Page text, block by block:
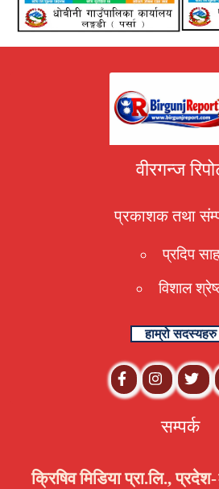
वीरगन्ज
प्रकाशक तथा
प्रदिप साह
विशाल
हाम्रो सदस्यहरु
सम्पर्क
क्रिषिव मिडिया प्रा.लि.,